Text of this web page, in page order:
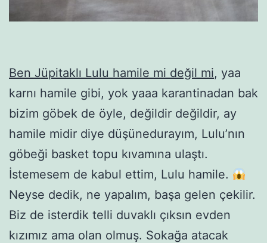
Ben Jüpitaklı Lulu hamile mi değil mi, yaa
karnı hamile gibi, yok yaaa karantinadan bak
bizim göbek de öyle, değildir değildir, ay
hamile midir diye düşünedurayım, Lulu’nın
göbeği basket topu kıvamına ulaştı.
İstemesem de kabul ettim, Lulu hamile.
Neyse dedik, ne yapalım, başa gelen çekilir.
Biz de isterdik telli duvaklı çıksın evden
kızımız ama olan olmuş. Sokağa atacak